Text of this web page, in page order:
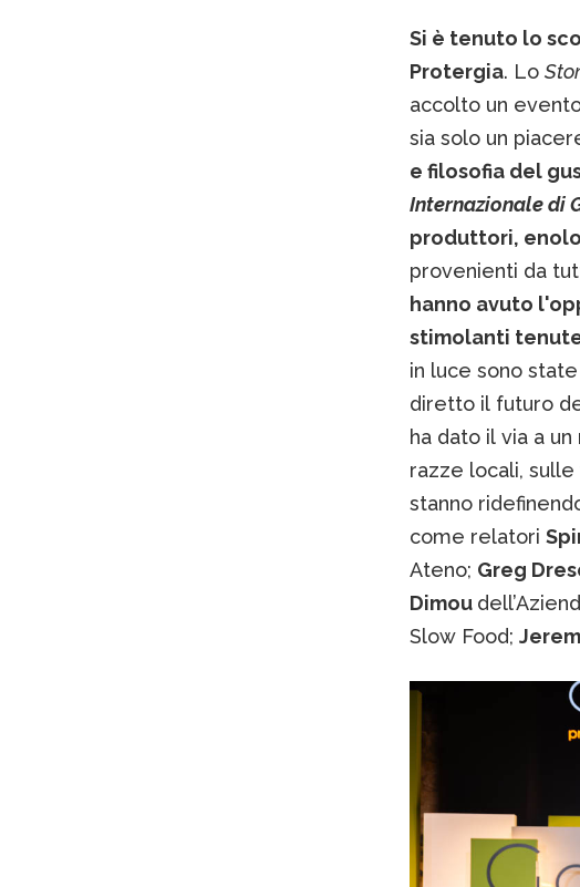
Si è tenuto lo
Protergia. Lo
accolto un
sia solo un
e filosofia del
Internazionale di
produttori,
provenienti da
hanno avuto
stimolanti
in luce sono
diretto il futuro
ha dato il via a
razze locali,
stanno
come relatori
Ateno; Greg
Dimou
Slow Food;